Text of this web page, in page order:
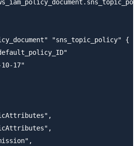
"sns_topic_policy" {
17"